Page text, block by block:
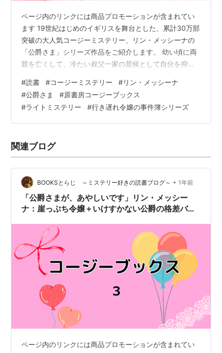
ページ内のリンクには商品プロモーションが含まれてい
ます 19世紀はじめのイギリスを舞台とした、累計30万部
突破の大人気コージーミステリー、リン・メッシーナの
「公爵さま」シリーズ作品をご紹介します。 幼い頃に両
親を亡くして、冷たい叔父一家の居候として自分を抑え
そんな彼女が、「公爵さま」ことイケメン貴公子・ケス
グレイブ公爵ダミアンと格差バディを組んで、殺人事件
の謎に迫ることに。 くすっと笑わせにくるウィットに富
んだ会話と、豪華な貴族の屋敷でのハラハラどきどき、
しみください。 ＼シリーズ前回記事はこ…
#読書 #コージーミステリー #リン・メッシーナ
#公爵さま #原書房コージーブックス
#ライトミステリー #行き遅れ令嬢の事件簿シリーズ
関連ブログ
BOOKSとらじ ～ミステリー好きの読書ブログ～ • 1年前
「公爵さまが、あやしいです」リン・メッシー
ナ：崖っぷち令嬢＋いけすかない公爵の格差バデ
ブックス作品紹介３ ～恋と仕事と美味と謎～
ページ内のリンクには商品プロモーションが含まれてい